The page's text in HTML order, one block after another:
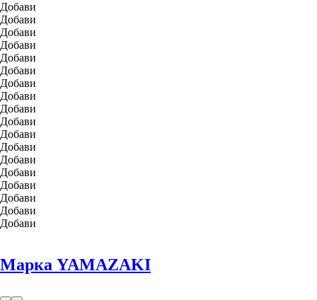
Добави
Добави
Добави
Добави
Добави
Добави
Добави
Добави
Добави
Добави
Добави
Добави
Добави
Добави
Добави
Добави
Добави
Добави
Марка YAMAZAKI